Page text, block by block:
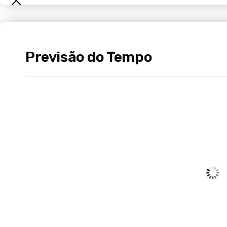
Previsão do Tempo
Chuva